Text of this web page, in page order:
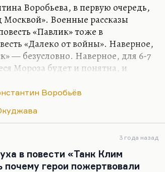
Воробьева, в первую очередь,
Военные рассказы
«Павлик» тоже в
«Далеко от войны». Наверное,
— безусловно. Наверное, для 6-7
Мороза будет и понятна, и
конечно. Хотя там многие
этой вещи, которую назвали сразу
Вообще, альманах «Тарусские
— и песенном, и прозаическом —
и все возможные…
Воробьёв
3 года назад
в повести «Танк Клим
почему герои пожертвовали